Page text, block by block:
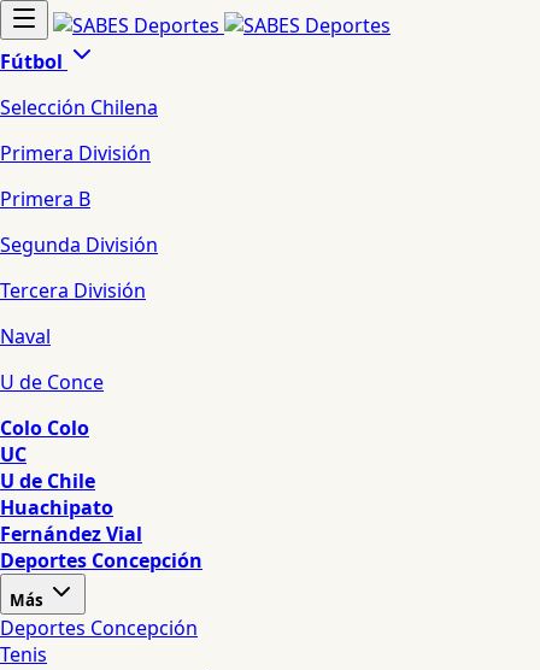
Fútbol
Selección Chilena
Primera División
Primera B
Segunda División
Tercera División
Naval
U de Conce
Colo Colo
UC
U de Chile
Huachipato
Fernández Vial
Deportes Concepción
Más
Deportes Concepción
Tenis